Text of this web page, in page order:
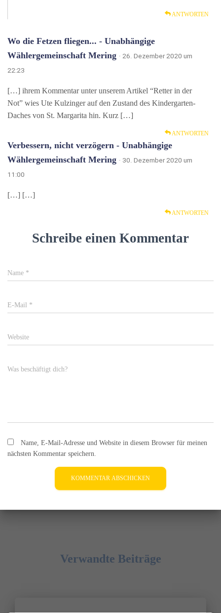
ANTWORTEN
Wo die Fetzen fliegen... - Unabhängige
Wählergemeinschaft Mering · 26. Dezember 2020 um
22:23
[…] ihrem Kommentar unter unserem Artikel “Retter in der
Not” wies Ute Kulzinger auf den Zustand des Kindergarten-
Daches von St. Margarita hin. Kurz […]
ANTWORTEN
Verbessern, nicht verzögern - Unabhängige
Wählergemeinschaft Mering · 30. Dezember 2020 um
11:00
[…] […]
ANTWORTEN
Schreibe einen Kommentar
Name *
E-Mail *
Website
Was beschäftigt dich?
Name, E-Mail-Adresse und Website in diesem Browser für meinen
nächsten Kommentar speichern.
Verwandte Beiträge